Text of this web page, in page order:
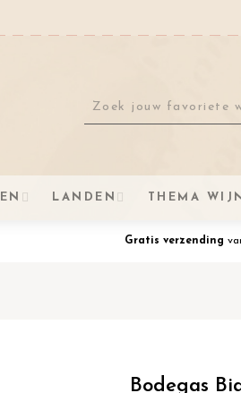
LANDEN THEMA
Gratis verzending
Bodegas